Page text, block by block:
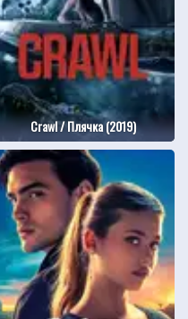
Crawl / Плячка (2019)